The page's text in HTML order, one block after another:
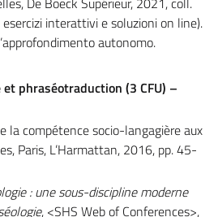
interattivi e soluzioni on line).
autonomo.
phraséotraduction (3 CFU) –
la compétence socio-langagière aux
Paris, L’Harmattan, 2016, pp. 45-
: une sous-discipline moderne
, <SHS Web of Conferences>,